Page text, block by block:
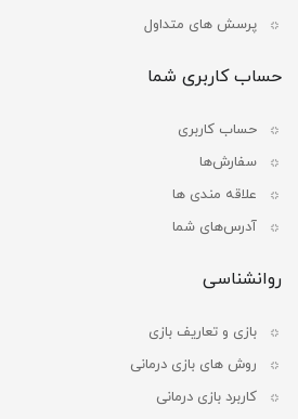
پرسش های متداول
حساب کاربری شما
حساب کاربری
سفارش‌ها
علاقه مندی ها
آدرس‌های شما
روانشناسی
بازی و تعاریف بازی
روش های بازی درمانی
کاربرد بازی درمانی